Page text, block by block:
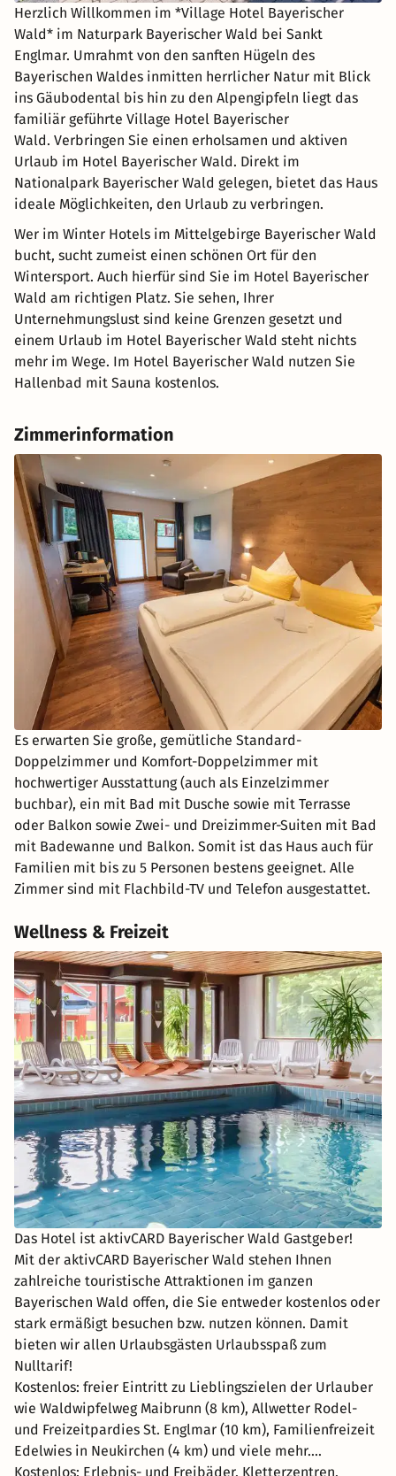
Herzlich Willkommen im *Village Hotel Bayerischer
Wald* im Naturpark Bayerischer Wald bei Sankt
Englmar. Umrahmt von den sanften Hügeln des
Bayerischen Waldes inmitten herrlicher Natur mit Blick
ins Gäubodental bis hin zu den Alpengipfeln liegt das
familiär geführte Village Hotel Bayerischer
Wald. Verbringen Sie einen erholsamen und aktiven
Urlaub im Hotel Bayerischer Wald. Direkt im
Nationalpark Bayerischer Wald gelegen, bietet das Haus
ideale Möglichkeiten, den Urlaub zu verbringen.
Wer im Winter Hotels im Mittelgebirge Bayerischer Wald
bucht, sucht zumeist einen schönen Ort für den
Wintersport. Auch hierfür sind Sie im Hotel Bayerischer
Wald am richtigen Platz. Sie sehen, Ihrer
Unternehmungslust sind keine Grenzen gesetzt und
einem Urlaub im Hotel Bayerischer Wald steht nichts
mehr im Wege. Im Hotel Bayerischer Wald nutzen Sie
Hallenbad mit Sauna kostenlos.
Zimmerinformation
Es erwarten Sie große, gemütliche Standard-
Doppelzimmer und Komfort-Doppelzimmer mit
hochwertiger Ausstattung (auch als Einzelzimmer
buchbar), ein mit Bad mit Dusche sowie mit Terrasse
oder Balkon sowie Zwei- und Dreizimmer-Suiten mit Bad
mit Badewanne und Balkon. Somit ist das Haus auch für
Familien mit bis zu 5 Personen bestens geeignet. Alle
Zimmer sind mit Flachbild-TV und Telefon ausgestattet.
Wellness & Freizeit
Das Hotel ist aktivCARD Bayerischer Wald Gastgeber!
Mit der aktivCARD Bayerischer Wald stehen Ihnen
zahlreiche touristische Attraktionen im ganzen
Bayerischen Wald offen, die Sie entweder kostenlos oder
stark ermäßigt besuchen bzw. nutzen können. Damit
bieten wir allen Urlaubsgästen Urlaubsspaß zum
Nulltarif!
Kostenlos: freier Eintritt zu Lieblingszielen der Urlauber
wie Waldwipfelweg Maibrunn (8 km), Allwetter Rodel-
und Freizeitpardies St. Englmar (10 km), Familienfreizeit
Edelwies in Neukirchen (4 km) und viele mehr....
Kostenlos: Erlebnis- und Freibäder, Kletterzentren,